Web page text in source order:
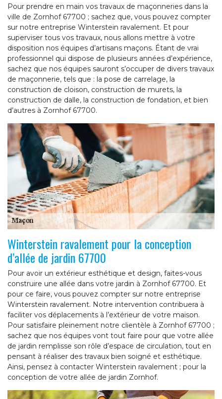
Pour prendre en main vos travaux de maçonneries dans la
ville de Zornhof 67700 ; sachez que, vous pouvez compter
sur notre entreprise Winterstein ravalement. Et pour
superviser tous vos travaux, nous allons mettre à votre
disposition nos équipes d’artisans maçons. Étant de vrai
professionnel qui dispose de plusieurs années d’expérience,
sachez que nos équipes sauront s’occuper de divers travaux
de maçonnerie, tels que : la pose de carrelage, la
construction de cloison, construction de murets, la
construction de dalle, la construction de fondation, et bien
d’autres à Zornhof 67700.
Winterstein ravalement pour la conception
d’allée de jardin 67700
Pour avoir un extérieur esthétique et design, faites-vous
construire une allée dans votre jardin à Zornhof 67700. Et
pour ce faire, vous pouvez compter sur notre entreprise
Winterstein ravalement. Notre intervention contribuera à
faciliter vos déplacements à l’extérieur de votre maison.
Pour satisfaire pleinement notre clientèle à Zornhof 67700 ;
sachez que nos équipes vont tout faire pour que votre allée
de jardin remplisse son rôle d’espace de circulation, tout en
pensant à réaliser des travaux bien soigné et esthétique.
Ainsi, pensez à contacter Winterstein ravalement ; pour la
conception de votre allée de jardin Zornhof.